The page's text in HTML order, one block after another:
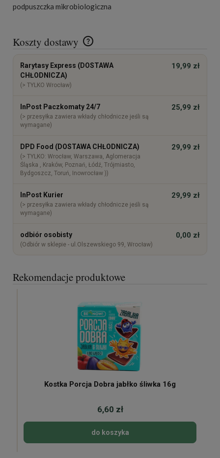
podpuszczka mikrobiologiczna
Koszty dostawy
Cena nie zawiera ewentualnych kosztów płatności
Rarytasy Express (DOSTAWA
CHŁODNICZA)
(> TYLKO Wrocław)
19,99 zł
InPost Paczkomaty 24/7
(> przesyłka zawiera wkłady chłodnicze jeśli są
wymagane)
25,99 zł
DPD Food (DOSTAWA CHŁODNICZA)
(> TYLKO: Wrocław, Warszawa, Aglomeracja
Śląska , Kraków, Poznań, Łódź, Trójmiasto,
Bydgoszcz, Toruń, Inowrocław ))
29,99 zł
InPost Kurier
(> przesyłka zawiera wkłady chłodnicze jeśli są
wymagane)
29,99 zł
odbiór osobisty
(Odbiór w sklepie - ul.Olszewskiego 99, Wrocław)
0,00 zł
Rekomendacje produktowe
Kostka Porcja Dobra jabłko śliwka 16g
6,60 zł
do koszyka